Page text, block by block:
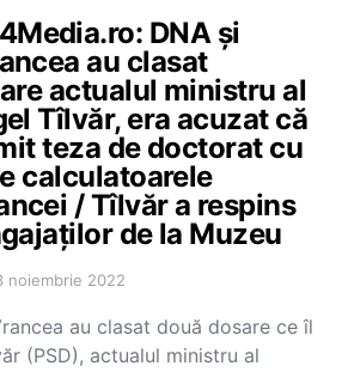
DNA și
au clasat
actualul ministru al
Tîlvăr, era acuzat că
teza de doctorat cu
calculatoarele
/ Tîlvăr a respins
de la Muzeu
noiembrie 2022
au clasat două dosare ce îl
(PSD), actualul ministru al